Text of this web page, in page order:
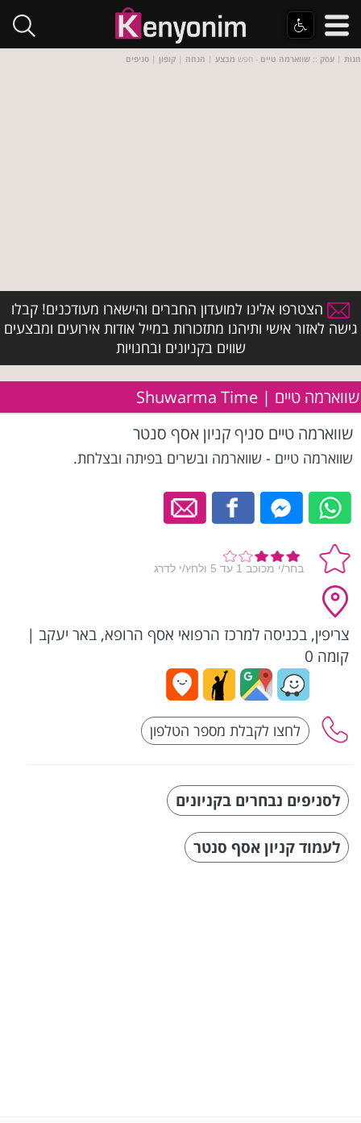
חנות | עסק :: שווארמה טיים - חפש מבצע | הנחה | קופון | סניפים
הצטרפו אלינו למועדון החברים והישארו מעודכנים! קבלו
גישה לאזור אישי ותיהנו מתזכורות במייל אודות אירועים ומבצעים
שווים בקניונים ובחנויות
שווארמה טיים | Shuwarma Time
שווארמה טיים סניף קניון אסף סנטר
שווארמה טיים - שווארמה ובשרים בפיתה ובצלחת.
צריפין, בכניסה למרכז הרפואי אסף הרופא, באר יעקב |
קומה 0
לסניפים נבחרים בקניונים
לעמוד קניון אסף סנטר